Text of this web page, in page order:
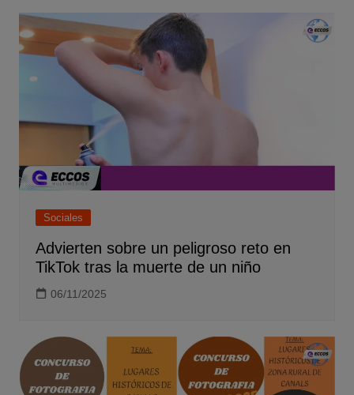
Sociales
Advierten sobre un peligroso reto en
TikTok tras la muerte de un niño
06/11/2025